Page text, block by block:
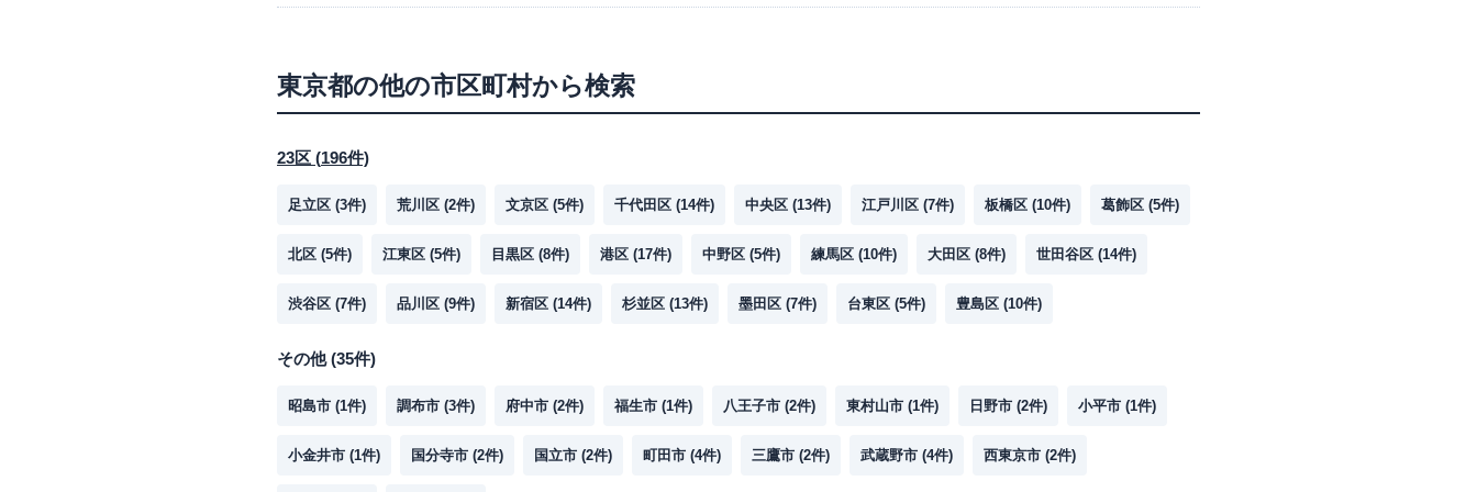
東京都の他の市区町村から検索
23区 (196件)
足立区 (3件) 荒川区 (2件) 文京区 (5件) 千代田区 (14件) 中央区 (13件) 江戸川区 (7件) 板橋区 (10件) 葛飾区 (5件)
北区 (5件) 江東区 (5件) 目黒区 (8件) 港区 (17件) 中野区 (5件) 練馬区 (10件) 大田区 (8件) 世田谷区 (14件)
渋谷区 (7件) 品川区 (9件) 新宿区 (14件) 杉並区 (13件) 墨田区 (7件) 台東区 (5件) 豊島区 (10件)
その他(35件)
昭島市 (1件) 調布市 (3件) 府中市 (2件) 福生市 (1件) 八王子市 (2件) 東村山市 (1件) 日野市 (2件) 小平市 (1件)
小金井市 (1件) 国分寺市 (2件) 国立市 (2件) 町田市 (4件) 三鷹市 (2件) 武蔵野市 (4件) 西東京市 (2件)